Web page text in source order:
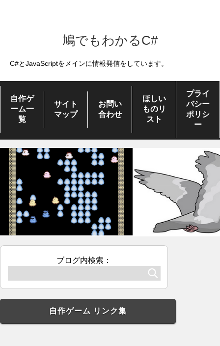
鳩でもわかるC#
C#とJavaScriptをメインに情報発信をしています。
自作ゲ
ーム一
覧
サイト
マップ
お問い
合わせ
ほしい
ものリ
スト
プライ
バシー
ポリシ
ー
ブログ内検索：
自作ゲーム リンク集